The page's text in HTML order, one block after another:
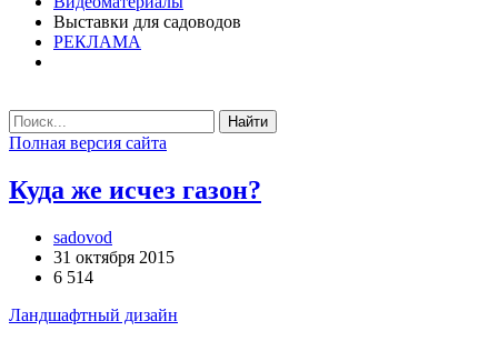
Выставки для садоводов
РЕКЛАМА
Найти
Полная версия сайта
Куда же исчез газон?
sadovod
31 октября 2015
6 514
Ландшафтный дизайн